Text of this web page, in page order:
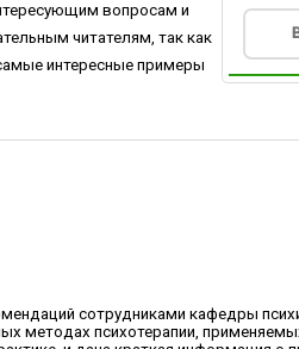
вопросам и
читателям, так как
интересные примеры
сотрудниками кафедры
психотерапии,